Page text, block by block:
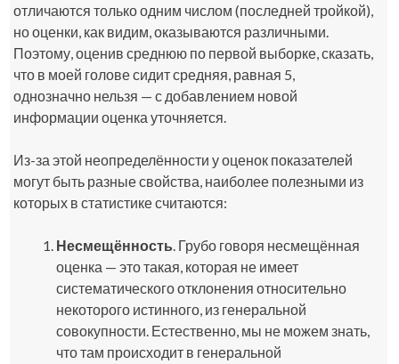
отличаются только одним числом (последней тройкой),
но оценки, как видим, оказываются различными.
Поэтому, оценив среднюю по первой выборке, сказать,
что в моей голове сидит средняя, равная 5,
однозначно нельзя — с добавлением новой
информации оценка уточняется.
Из-за этой неопределённости у оценок показателей
могут быть разные свойства, наиболее полезными из
которых в статистике считаются:
Несмещённость. Грубо говоря несмещённая
оценка — это такая, которая не имеет
систематического отклонения относительно
некоторого истинного, из генеральной
совокупности. Естественно, мы не можем знать,
что там происходит в генеральной